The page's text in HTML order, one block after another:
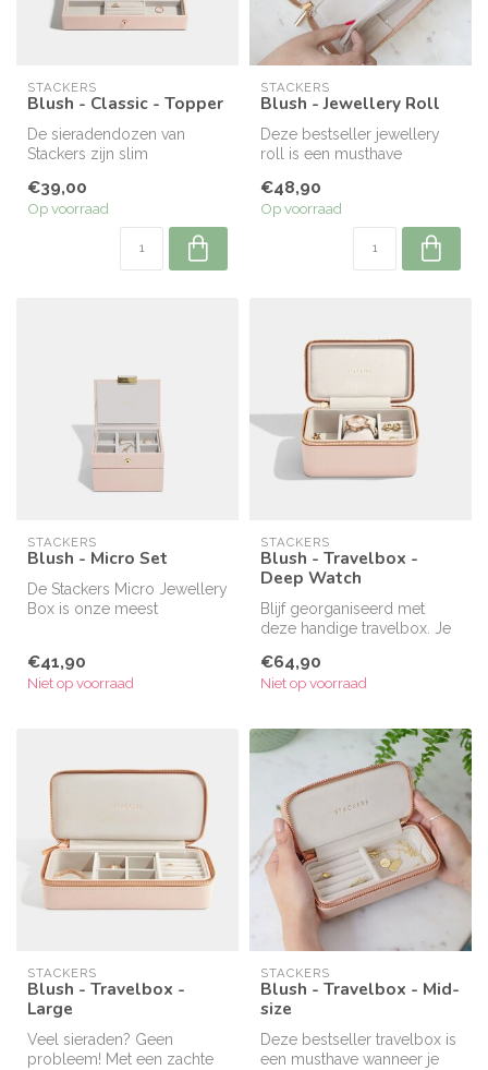
STACKERS
Blush - Classic - Topper
De sieradendozen van
Stackers zijn slim
juwelenbox k...
€39,00
Op voorraad
STACKERS
Blush - Jewellery Roll
Deze bestseller jewellery
roll is een musthave
een z...
€48,90
Op voorraad
STACKERS
Blush - Micro Set
De Stackers Micro Jewellery
Box is onze meest
€41,90
Niet op voorraad
STACKERS
Blush - Travelbox -
Deep Watch
Blijf georganiseerd met
deze handige travelbox. Je
je ...
€64,90
Niet op voorraad
STACKERS
Blush - Travelbox -
Large
Veel sieraden? Geen
probleem! Met een zachte
STACKERS
Blush - Travelbox - Mid-
size
Deze bestseller travelbox is
een musthave wanneer je